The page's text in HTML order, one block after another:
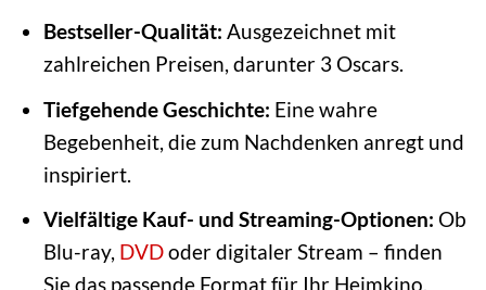
Bestseller-Qualität: Ausgezeichnet mit
zahlreichen Preisen, darunter 3 Oscars.
Tiefgehende Geschichte: Eine wahre
Begebenheit, die zum Nachdenken anregt und
inspiriert.
Vielfältige Kauf- und Streaming-Optionen: Ob
Blu-ray, DVDoder digitaler Stream – finden
Sie das passende Format für Ihr Heimkino.